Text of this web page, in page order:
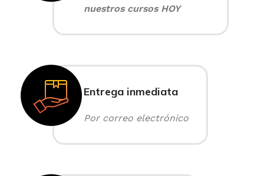
nuestros cursos HOY
Entrega inmediata
Por correo electrónico